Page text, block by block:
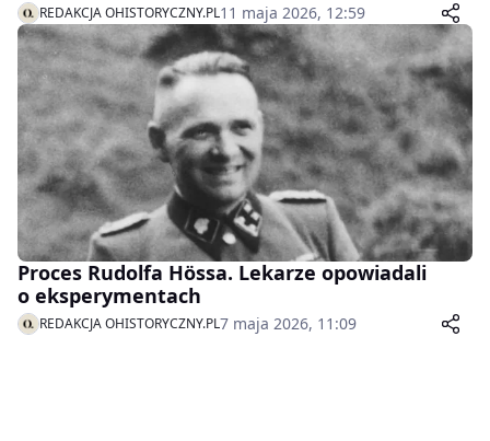
REDAKCJA OHISTORYCZNY.PL11 maja 2026, 12:59
Proces Rudolfa Hössa. Lekarze opowiadali
o eksperymentach
REDAKCJA OHISTORYCZNY.PL7 maja 2026, 11:09